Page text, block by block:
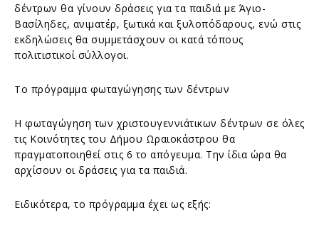
δέντρων θα γίνουν δράσεις για τα παιδιά με Άγιο-
Βασίληδες, ανιματέρ, ξωτικά και ξυλοπόδαρους, ενώ στις
εκδηλώσεις θα συμμετάσχουν οι κατά τόπους
πολιτιστικοί σύλλογοι.
Το πρόγραμμα φωταγώγησης των δέντρων
Η φωταγώγηση των χριστουγεννιάτικων δέντρων σε όλες
τις Κοινότητες του Δήμου Ωραιοκάστρου θα
πραγματοποιηθεί στις 6 το απόγευμα. Την ίδια ώρα θα
αρχίσουν οι δράσεις για τα παιδιά.
Ειδικότερα, το πρόγραμμα έχει ως εξής: